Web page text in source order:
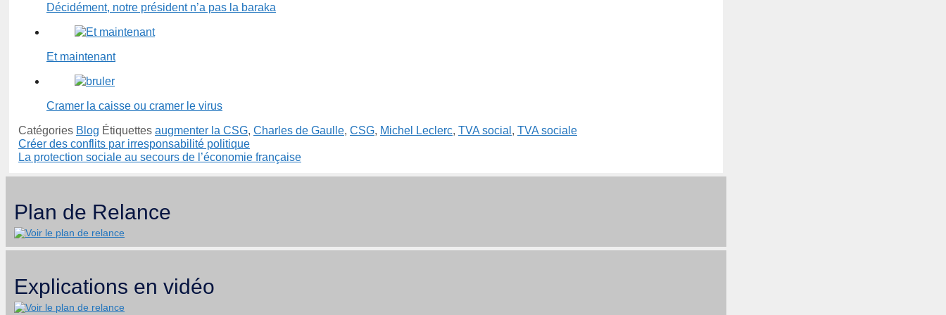
Décidément, notre président n’a pas la baraka
Et maintenant
Cramer la caisse ou cramer le virus
Catégories Blog Étiquettes augmenter la CSG, Charles de Gaulle, CSG, Michel Leclerc, TVA social , TVA sociale
Créer des conflits par irresponsabilité politique
La protection sociale au secours de l’économie française
Plan de Relance
Explications en vidéo